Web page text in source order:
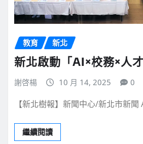
教育 新北
新北啟動「AI×校務×人
謝啓楊 10 月 14, 2025 0
【新北樹報】新聞中心/新北市新聞
繼續閱讀